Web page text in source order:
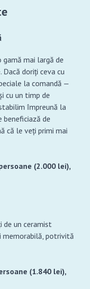
mai largă de
doriți ceva cu
la comandă —
cu un timp de
împreună la
de
că le veți primi mai
(2.000 lei),
un ceramist
memorabilă, potrivită
(1.840 lei),